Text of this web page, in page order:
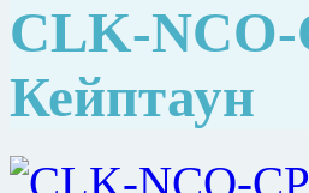
CLK-
Кейптаун